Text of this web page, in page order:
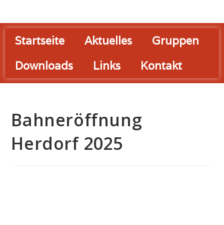
Startseite Aktuelles
Gruppen
Downloads
Links Kontakt
Bahneröffnung
Herdorf 2025